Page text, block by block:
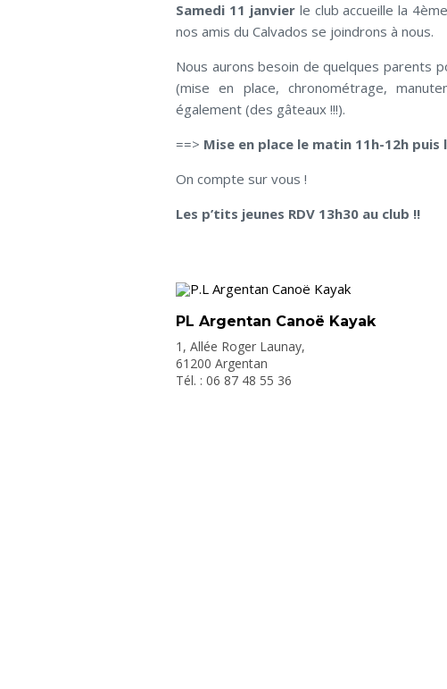
Samedi 11 janvierle club accueille la
nos amis du Calvados se joindrons à nous.
Nous aurons besoin de quelques parents
(mise en place, chronométrage,
également (des gâteaux !!!).
==> Mise en place le matin 11h-12h puis
On compte sur vous !
Les p’tits jeunes RDV 13h30 au club !!
PL Argentan Canoë Kayak
1, Allée Roger Launay,
61200 Argentan
Tél. : 06 87 48 55 36